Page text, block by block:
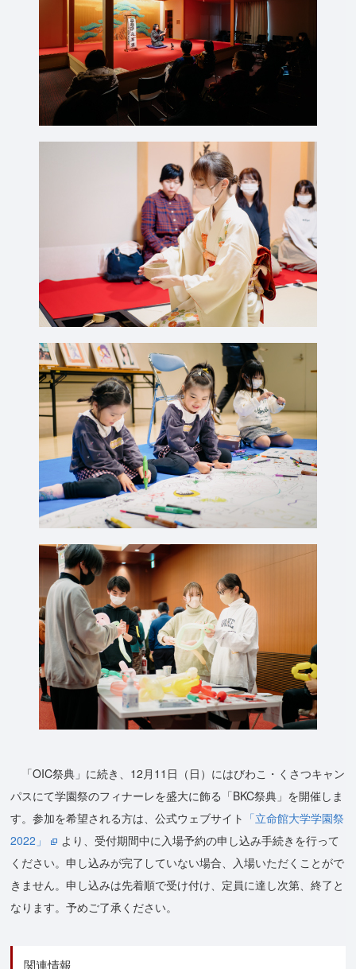
「OIC祭典」に続き、12月11日（日）にはびわこ・くさつキャン
パスにて学園祭のフィナーレを盛大に飾る「BKC祭典」を開催しま
す。参加を希望される方は、公式ウェブサイト 「立命館大学学園祭
2022」
より、受付期間中に入場予約の申し込み手続きを行って
ください。申し込みが完了していない場合、入場いただくことがで
きません。申し込みは先着順で受け付け、定員に達し次第、終了と
なります。予めご了承ください。
関連情報